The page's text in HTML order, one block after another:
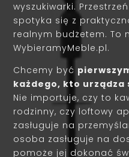
wyszukiwarki.
spotyka się z
realnym budżetem. To
WybieramyMeble.pl.
Chcemy być
każdego, kto urządza
Nie importuje, czy to
rodzinny, czy loftowy
zasługuje na
osoba zasługuje na
pomoże jej dokonać